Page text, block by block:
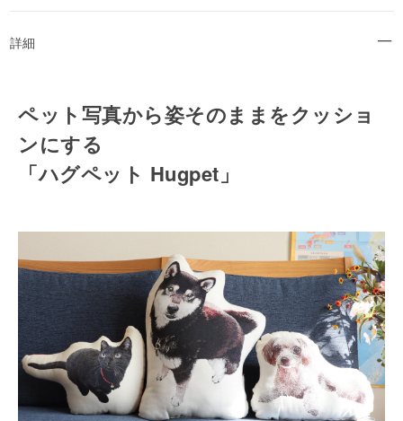
詳細
ペット写真から姿そのままをクッショ
ンにする
「ハグペット Hugpet」